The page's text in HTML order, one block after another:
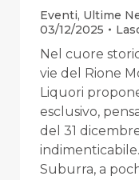
Eventi, Ultime
03/12/2025
Nel cuore
vie del Rione
Liquori
esclusivo,
del 31
Suburra, a